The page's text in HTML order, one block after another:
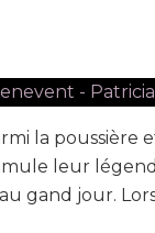
la poussière
leur
gand jour.